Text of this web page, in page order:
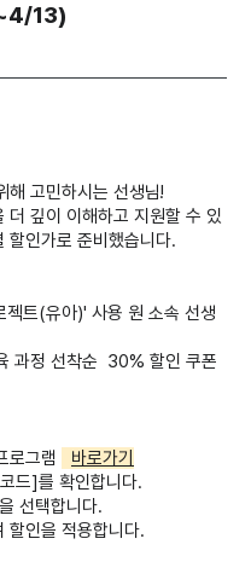
13)
해 고민하시는 선생님!
깊이 이해하고 지원할 수 있
할인가로 준비했습니다.
트(유아)' 사용 원 소속 선생
과정 선착순 30% 할인 쿠폰
로그램
바로가기
드]를 확인합니다.
선택합니다.
할인을 적용합니다.